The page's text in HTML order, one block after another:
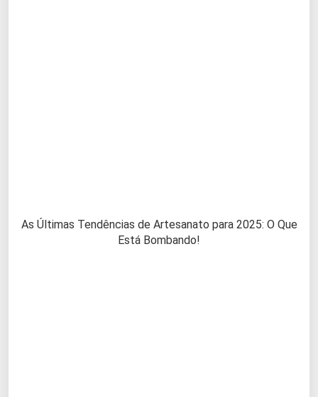
As Últimas Tendências de Artesanato para 2025: O Que
Está Bombando!